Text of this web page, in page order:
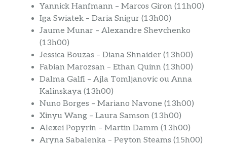
Yannick Hanfmann – Marcos Giron (11h00)
Iga Swiatek – Daria Snigur (13h00)
Jaume Munar – Alexandre Shevchenko
(13h00)
Jessica Bouzas – Diana Shnaider (13h00)
Fabian Marozsan – Ethan Quinn (13h00)
Dalma Galfi – Ajla Tomljanovic ou Anna
Kalinskaya (13h00)
Nuno Borges – Mariano Navone (13h00)
Xinyu Wang – Laura Samson (13h00)
Alexei Popyrin – Martin Damm (13h00)
Aryna Sabalenka – Peyton Steams (15h00)